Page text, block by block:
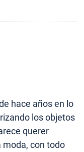
hace años en lo
los objetos
querer
con todo